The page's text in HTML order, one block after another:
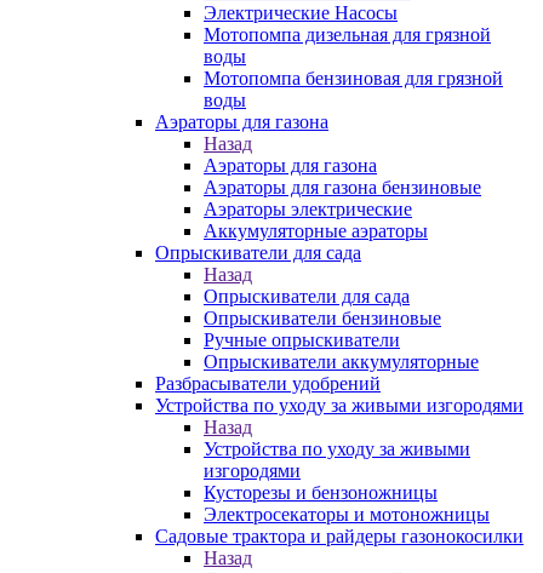
Электрические Насосы
Мотопомпа дизельная для грязной
воды
Мотопомпа бензиновая для грязной
воды
Аэраторы для газона
Назад
Аэраторы для газона
Аэраторы для газона бензиновые
Аэраторы электрические
Аккумуляторные аэраторы
Опрыскиватели для сада
Назад
Опрыскиватели для сада
Опрыскиватели бензиновые
Ручные опрыскиватели
Опрыскиватели аккумуляторные
Разбрасыватели удобрений
Устройства по уходу за живыми изгородями
Назад
Устройства по уходу за живыми
изгородями
Кусторезы и бензоножницы
Электросекаторы и мотоножницы
Садовые трактора и райдеры газонокосилки
Назад